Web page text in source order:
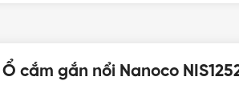
gắn nổi Nanoco